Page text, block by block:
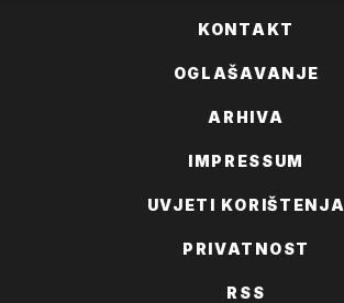
KONTAKT
OGLAŠAVANJE
ARHIVA
IMPRESSUM
UVJETI KORIŠTENJA
PRIVATNOST
RSS